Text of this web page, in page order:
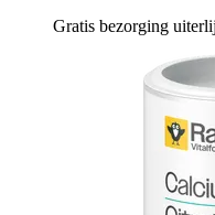
Gratis bezorging